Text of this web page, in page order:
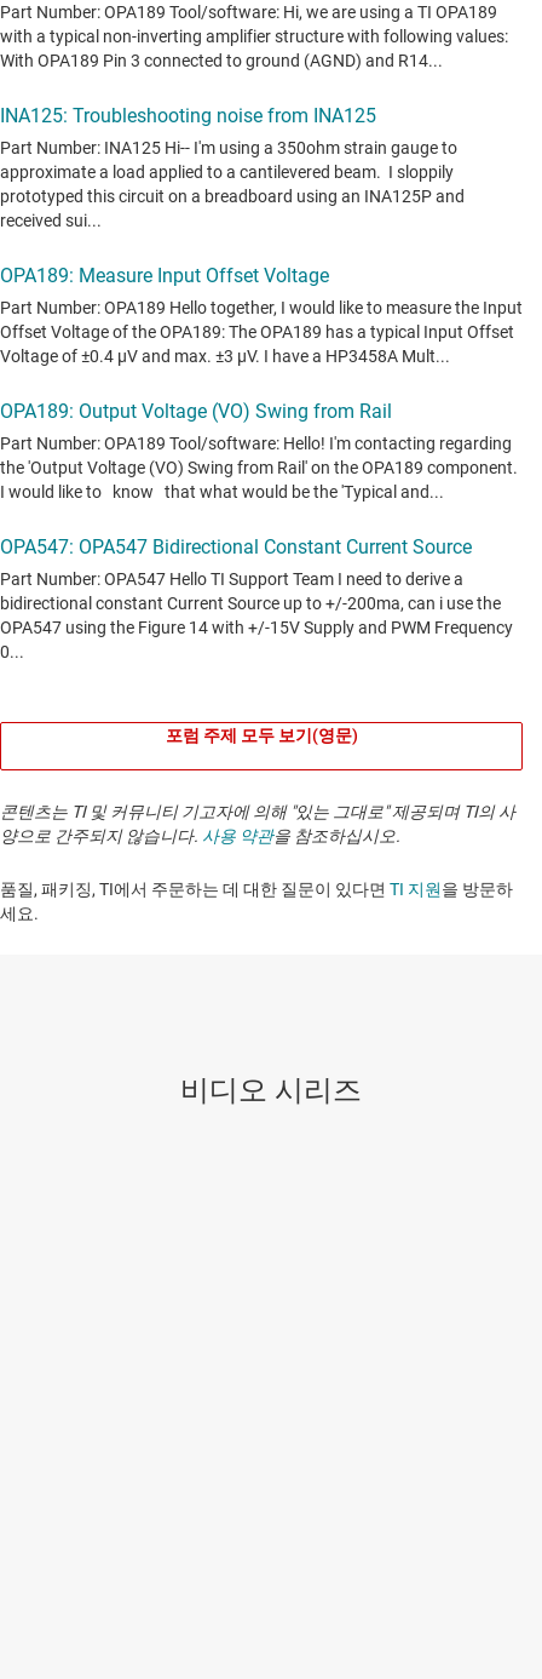
포럼 주제 모두 보기(영문)
콘텐츠는 TI 및 커뮤니티 기고자에 의해 "있는 그대로" 제공되며 TI의 사
양으로 간주되지 않습니다. 사용 약관을 참조하십시오.
품질, 패키징, TI에서 주문하는 데 대한 질문이 있다면 TI 지원을 방문하
세요. ​​​​​​​​​​​​​​
비디오 시리즈